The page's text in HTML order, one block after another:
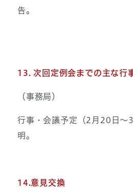
告。
13. 次回定例会までの主な行
（事務局）
行事・会議予定（2月20日～
明。
14.意見交換